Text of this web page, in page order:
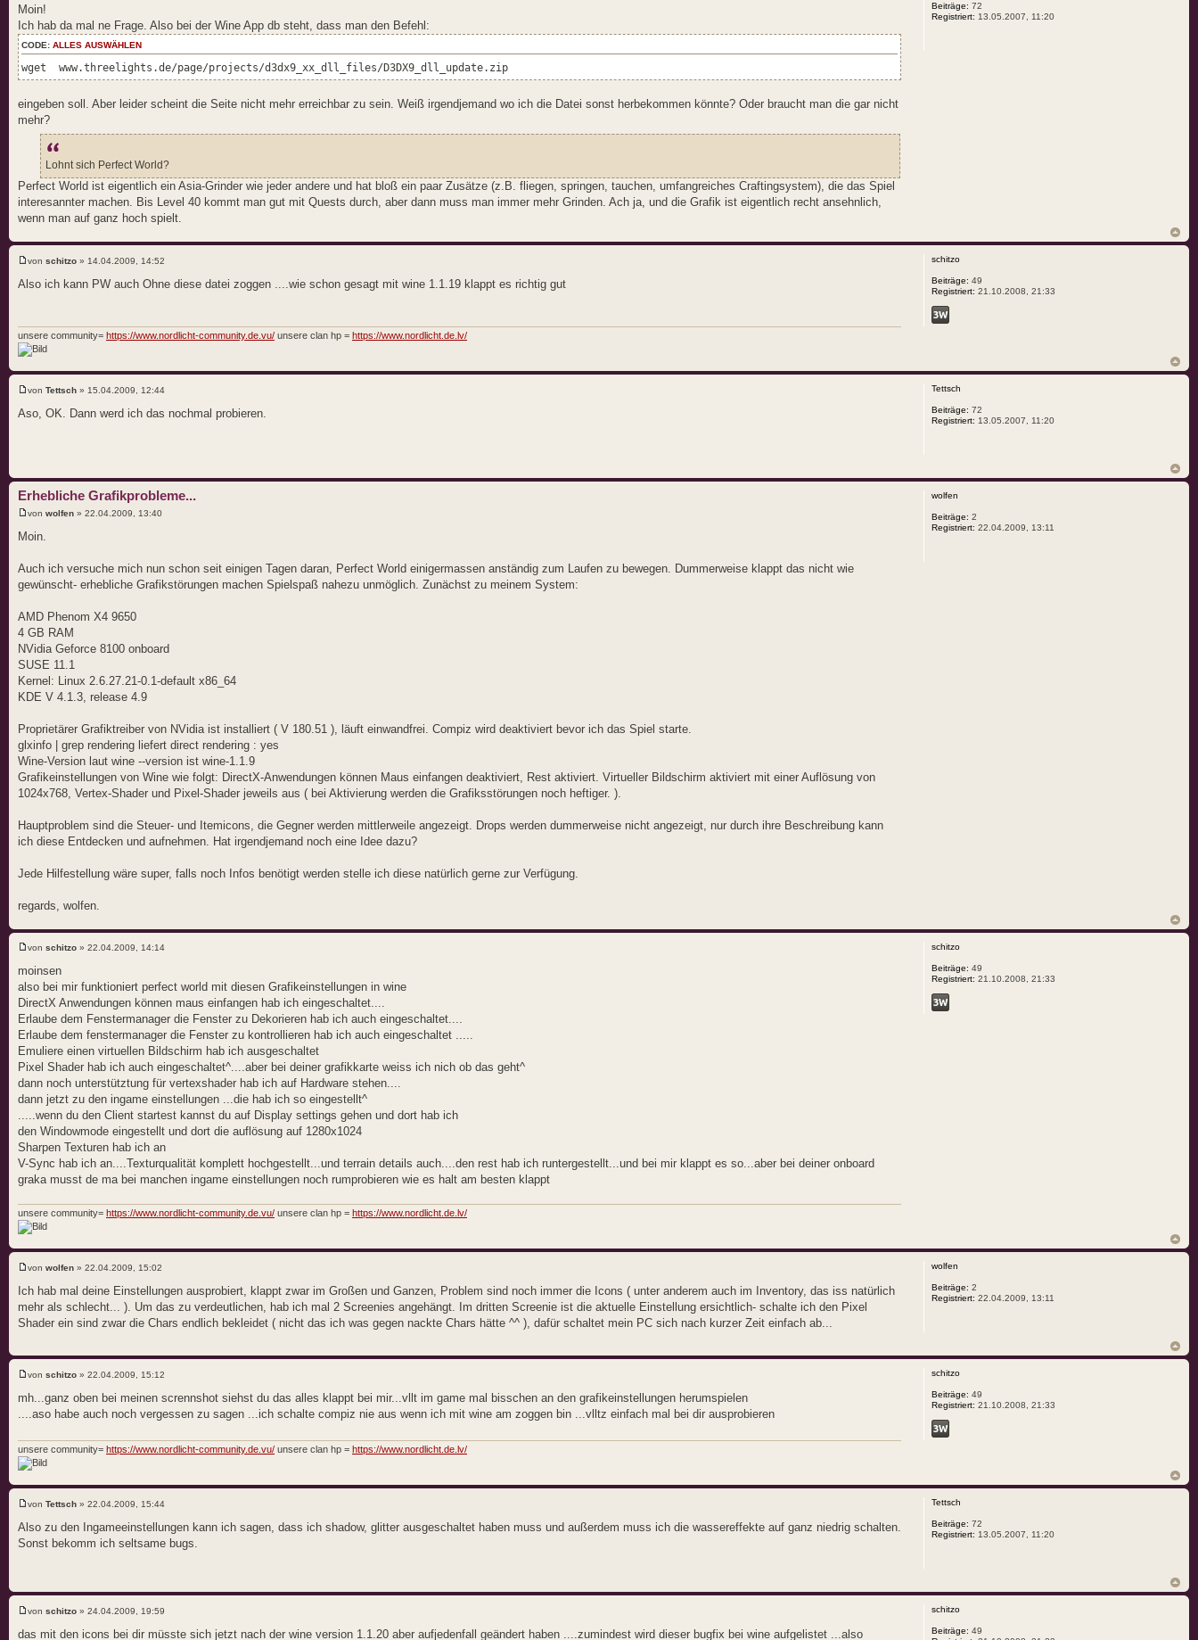
Moin!
Ich hab da mal ne Frage. Also bei der Wine App db steht, dass man den Befehl:
CODE: ALLES AUSWÄHLEN
wget www.threelights.de/page/projects/d3dx9_xx_dll_files/D3DX9_dll_update.zip
eingeben soll. Aber leider scheint die Seite nicht mehr erreichbar zu sein. Weiß irgendjemand wo ich die Datei sonst herbekommen könnte? Oder braucht man die gar nicht
mehr?
Lohnt sich Perfect World?
Perfect World ist eigentlich ein Asia-Grinder wie jeder andere und hat bloß ein paar Zusätze (z.B. fliegen, springen, tauchen, umfangreiches Craftingsystem), die das Spiel
interesannter machen. Bis Level 40 kommt man gut mit Quests durch, aber dann muss man immer mehr Grinden. Ach ja, und die Grafik ist eigentlich recht ansehnlich,
wenn man auf ganz hoch spielt.
Beiträge: 72
Registriert: 13.05.2007, 11:20
von schitzo » 14.04.2009, 14:52
Also ich kann PW auch Ohne diese datei zoggen ....wie schon gesagt mit wine 1.1.19 klappt es richtig gut
unsere community= https://www.nordlicht-community.de.vu/ unsere clan hp = https://www.nordlicht.de.lv/
schitzo
Beiträge: 49
Registriert: 21.10.2008, 21:33
von Tettsch » 15.04.2009, 12:44
Aso, OK. Dann werd ich das nochmal probieren.
Tettsch
Beiträge: 72
Registriert: 13.05.2007, 11:20
Erhebliche Grafikprobleme...
von wolfen » 22.04.2009, 13:40
Moin.
Auch ich versuche mich nun schon seit einigen Tagen daran, Perfect World einigermassen anständig zum Laufen zu bewegen. Dummerweise klappt das nicht wie
gewünscht- erhebliche Grafikstörungen machen Spielspaß nahezu unmöglich. Zunächst zu meinem System:
AMD Phenom X4 9650
4 GB RAM
NVidia Geforce 8100 onboard
SUSE 11.1
Kernel: Linux 2.6.27.21-0.1-default x86_64
KDE V 4.1.3, release 4.9
Proprietärer Grafiktreiber von NVidia ist installiert ( V 180.51 ), läuft einwandfrei. Compiz wird deaktiviert bevor ich das Spiel starte.
glxinfo | grep rendering liefert direct rendering : yes
Wine-Version laut wine --version ist wine-1.1.9
Grafikeinstellungen von Wine wie folgt: DirectX-Anwendungen können Maus einfangen deaktiviert, Rest aktiviert. Virtueller Bildschirm aktiviert mit einer Auflösung von
1024x768, Vertex-Shader und Pixel-Shader jeweils aus ( bei Aktivierung werden die Grafiksstörungen noch heftiger. ).
Hauptproblem sind die Steuer- und Itemicons, die Gegner werden mittlerweile angezeigt. Drops werden dummerweise nicht angezeigt, nur durch ihre Beschreibung kann
ich diese Entdecken und aufnehmen. Hat irgendjemand noch eine Idee dazu?
Jede Hilfestellung wäre super, falls noch Infos benötigt werden stelle ich diese natürlich gerne zur Verfügung.
regards, wolfen.
wolfen
Beiträge: 2
Registriert: 22.04.2009, 13:11
von schitzo » 22.04.2009, 14:14
moinsen
also bei mir funktioniert perfect world mit diesen Grafikeinstellungen in wine
DirectX Anwendungen können maus einfangen hab ich eingeschaltet....
Erlaube dem Fenstermanager die Fenster zu Dekorieren hab ich auch eingeschaltet....
Erlaube dem fenstermanager die Fenster zu kontrollieren hab ich auch eingeschaltet .....
Emuliere einen virtuellen Bildschirm hab ich ausgeschaltet
Pixel Shader hab ich auch eingeschaltet^....aber bei deiner grafikkarte weiss ich nich ob das geht^
dann noch unterstütztung für vertexshader hab ich auf Hardware stehen....
dann jetzt zu den ingame einstellungen ...die hab ich so eingestellt^
.....wenn du den Client startest kannst du auf Display settings gehen und dort hab ich
den Windowmode eingestellt und dort die auflösung auf 1280x1024
Sharpen Texturen hab ich an
V-Sync hab ich an....Texturqualität komplett hochgestellt...und terrain details auch....den rest hab ich runtergestellt...und bei mir klappt es so...aber bei deiner onboard
graka musst de ma bei manchen ingame einstellungen noch rumprobieren wie es halt am besten klappt
unsere community= https://www.nordlicht-community.de.vu/ unsere clan hp = https://www.nordlicht.de.lv/
schitzo
Beiträge: 49
Registriert: 21.10.2008, 21:33
von wolfen » 22.04.2009, 15:02
Ich hab mal deine Einstellungen ausprobiert, klappt zwar im Großen und Ganzen, Problem sind noch immer die Icons ( unter anderem auch im Inventory, das iss natürlich
mehr als schlecht... ). Um das zu verdeutlichen, hab ich mal 2 Screenies angehängt. Im dritten Screenie ist die aktuelle Einstellung ersichtlich- schalte ich den Pixel
Shader ein sind zwar die Chars endlich bekleidet ( nicht das ich was gegen nackte Chars hätte ^^ ), dafür schaltet mein PC sich nach kurzer Zeit einfach ab...
wolfen
Beiträge: 2
Registriert: 22.04.2009, 13:11
von schitzo » 22.04.2009, 15:12
mh...ganz oben bei meinen scrennshot siehst du das alles klappt bei mir...vllt im game mal bisschen an den grafikeinstellungen herumspielen
....aso habe auch noch vergessen zu sagen ...ich schalte compiz nie aus wenn ich mit wine am zoggen bin ...vlltz einfach mal bei dir ausprobieren
unsere community= https://www.nordlicht-community.de.vu/ unsere clan hp = https://www.nordlicht.de.lv/
schitzo
Beiträge: 49
Registriert: 21.10.2008, 21:33
von Tettsch » 22.04.2009, 15:44
Also zu den Ingameeinstellungen kann ich sagen, dass ich shadow, glitter ausgeschaltet haben muss und außerdem muss ich die wassereffekte auf ganz niedrig schalten.
Sonst bekomm ich seltsame bugs.
Tettsch
Beiträge: 72
Registriert: 13.05.2007, 11:20
von schitzo » 24.04.2009, 19:59
das mit den icons bei dir müsste sich jetzt nach der wine version 1.1.20 aber aufjedenfall geändert haben ....zumindest wird dieser bugfix bei wine aufgelistet ...also
schitzo
Beiträge: 49